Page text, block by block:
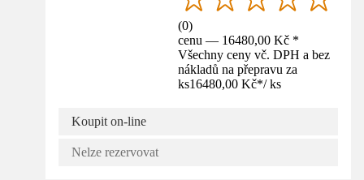
(0)
cenu — 16480,00 Kč *
Všechny ceny vč. DPH a bez
nákladů na přepravu za
ks16480,00 Kč*/ ks
Koupit on-line
Nelze rezervovat